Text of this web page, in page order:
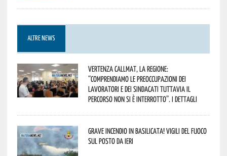
ALTRE NEWS
Vertenza CallMat, la Regione:
“comprendiamo le preoccupazioni dei
lavoratori e dei sindacati tuttavia il
percorso non si è interrotto”. I dettagli
Grave incendio in Basilicata! Vigili del fuoco
sul posto da ieri